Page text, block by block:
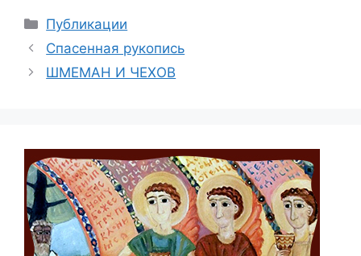
Рубрики
Публикации
Спасенная рукопись
ШМЕМАН И ЧЕХОВ